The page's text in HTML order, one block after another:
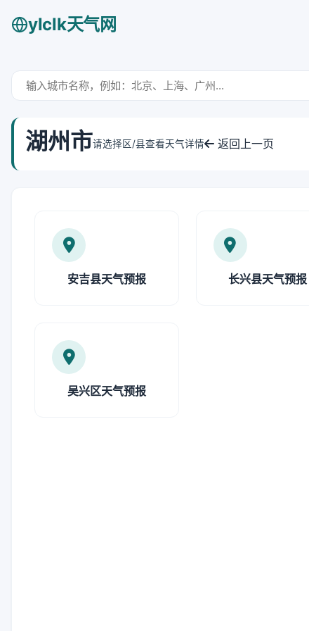
ylclk天气网
湖州市请选择区/县查看天气详情 返回上一页
安吉县天气预报 长兴县天气预报
吴兴区天气预报